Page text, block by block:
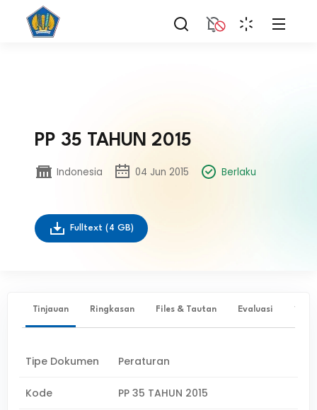
PP 35 TAHUN 2015
Indonesia 04 Jun 2015 Berlaku
Fulltext (4 GB)
Tinjauan Ringkasan Files & Tautan Evaluasi ✨
Tipe Dokumen Peraturan
Kode PP 35 TAHUN 2015